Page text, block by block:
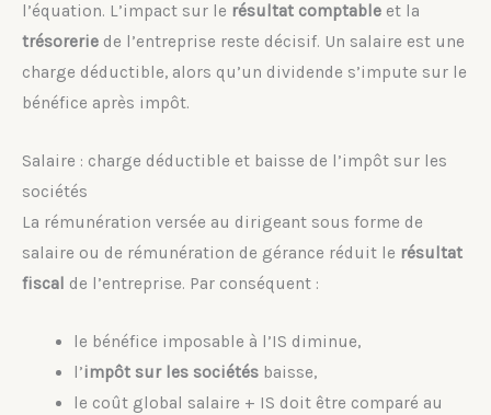
l’équation. L’impact sur le résultat comptable et la
trésorerie de l’entreprise reste décisif. Un salaire est une
charge déductible, alors qu’un dividende s’impute sur le
bénéfice après impôt.
Salaire : charge déductible et baisse de l’impôt sur les
sociétés
La rémunération versée au dirigeant sous forme de
salaire ou de rémunération de gérance réduit le résultat
fiscal de l’entreprise. Par conséquent :
le bénéfice imposable à l’IS diminue,
l’impôt sur les sociétésbaisse,
le coût global salaire + IS doit être comparé au